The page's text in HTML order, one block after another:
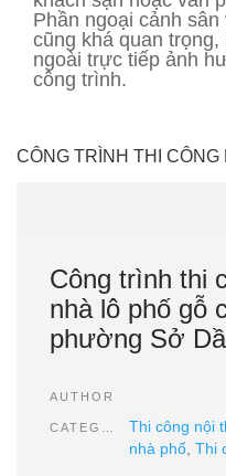
Phần ngoại cảnh
cũng khá quan
ngoài trực tiếp ảnh
công trình.
CÔNG TRÌNH THI
Công trình thi
nhà lô phố gỗ
phường Sở
AUTHOR
Thi công nội
nhà phố, Thi